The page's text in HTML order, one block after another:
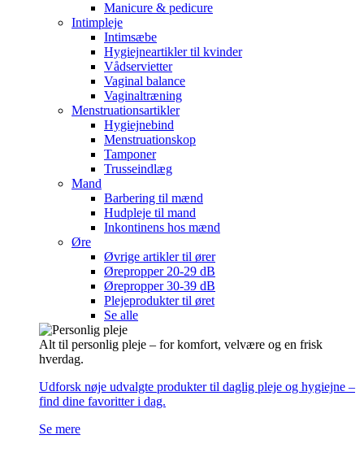
Manicure & pedicure
Intimpleje
Intimsæbe
Hygiejneartikler til kvinder
Vådservietter
Vaginal balance
Vaginaltræning
Menstruationsartikler
Hygiejnebind
Menstruationskop
Tamponer
Trusseindlæg
Mand
Barbering til mænd
Hudpleje til mand
Inkontinens hos mænd
Øre
Øvrige artikler til ører
Ørepropper 20-29 dB
Ørepropper 30-39 dB
Plejeprodukter til øret
Se alle
Alt til personlig pleje – for komfort, velvære og en frisk
hverdag.
Udforsk nøje udvalgte produkter til daglig pleje og hygiejne –
find dine favoritter i dag.
Se mere